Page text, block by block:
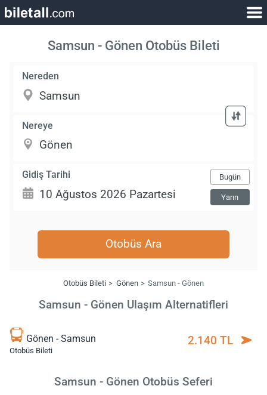
Samsun - Gönen Otobüs Bileti
Nereden
Nereye
Gidiş Tarihi Bugün
Yarın
Otobüs Ara
Otobüs Bileti Gönen Samsun - Gönen
Samsun - Gönen Ulaşım Alternatifleri
Gönen - Samsun
Otobüs Bileti
2.140 TL
Samsun - Gönen Otobüs Seferi